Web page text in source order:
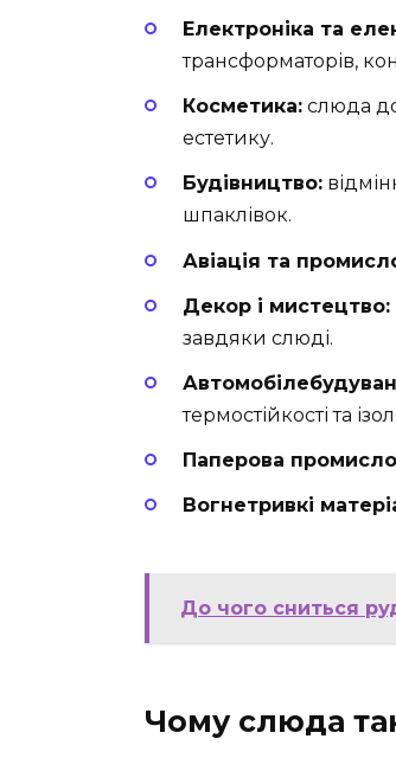
Електроніка та
трансформаторів,
Косметика: слюда
естетику.
Будівництво:
шпаклівок.
Авіація та
Декор і мистецтво:
завдяки слюді.
термостійкості та
Паперова
Вогнетривкі
До чого сниться
Чому слюда